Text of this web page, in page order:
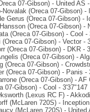
07-Gibson) - United AS
(Oreca 07-Gibson) -
Gerus (Oreca 07-Gibson) -
(Oreca 07-Gibson) -
(Oreca 07-Gibson) - Cool -
07-Gibson) - Vector -
(Oreca 07-Gibson) - DKR -
(Oreca 07-Gibson) -
(Oreca 07-Gibson) -
(Oreca 07-Gibson) - Panis -
(Oreca 07-Gibson) - AF
07-Gibson) - Cool - 3'37"147
(Lexus RC F) -
(McLaren 720S) -
(McLaren 720S) - United